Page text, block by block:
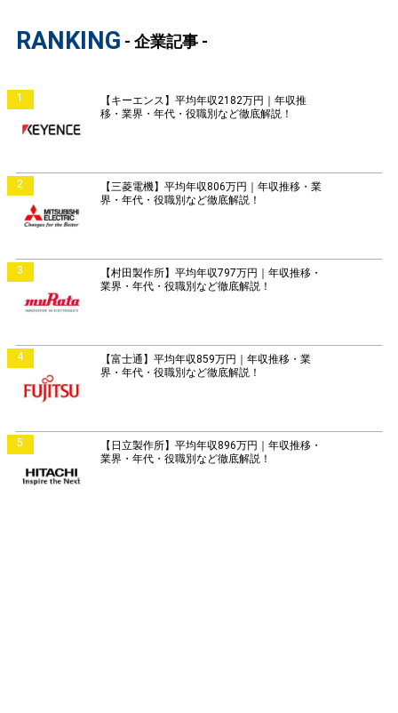
RANKING - 企業記事 -
1
【キーエンス】平均年収2182万円｜年収推
移・業界・年代・役職別など徹底解説！
2
【三菱電機】平均年収806万円｜年収推移・業
界・年代・役職別など徹底解説！
3
【村田製作所】平均年収797万円｜年収推移・
業界・年代・役職別など徹底解説！
4
【富士通】平均年収859万円｜年収推移・業
界・年代・役職別など徹底解説！
5
【日立製作所】平均年収896万円｜年収推移・
業界・年代・役職別など徹底解説！